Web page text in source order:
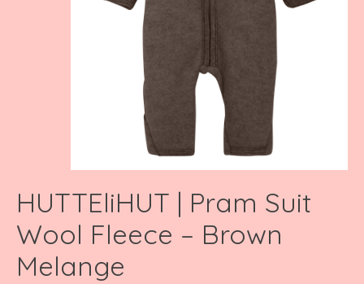
HUTTEliHUT | Pram Suit
Wool Fleece – Brown
Melange